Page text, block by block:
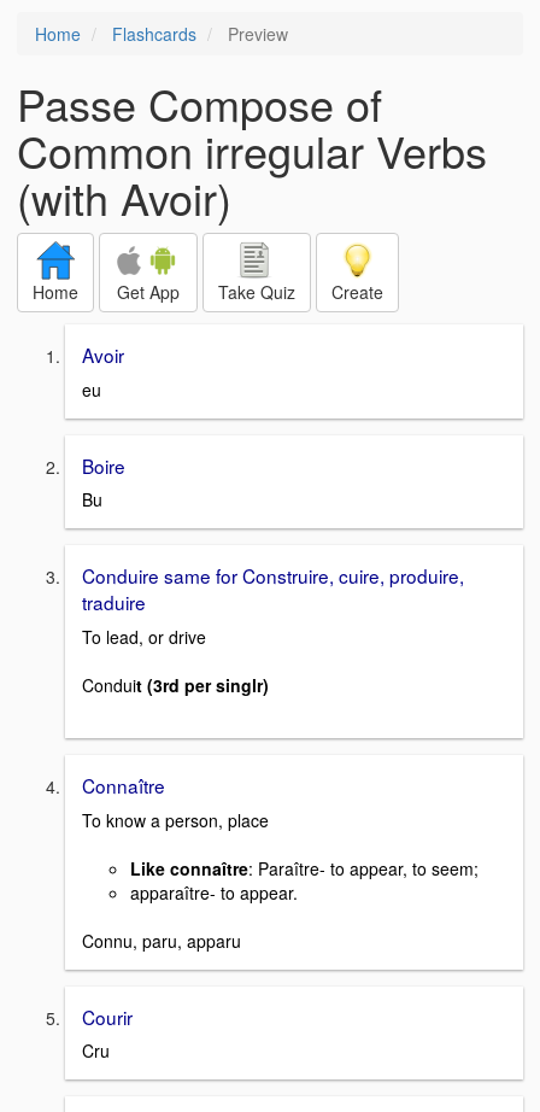
Home Flashcards Preview
Passe Compose of
Common irregular Verbs
(with Avoir)
Home Get App Take Quiz Create
Avoir
eu
Boire
Bu
Conduire same for Construire, cuire, produire,
traduire
To lead, or drive
Conduit (3rd per singlr)
Connaître
To know a person, place
Like connaître: Paraître- to appear, to seem;
apparaître- to appear.
Connu, paru, apparu
Courir
Cru